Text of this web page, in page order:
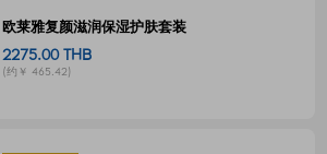
欧莱雅复颜滋润保湿护肤套装
2275.00 THB
(约￥ 465.42)